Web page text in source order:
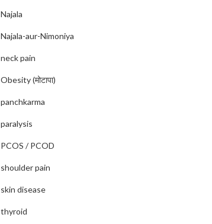
Najala
Najala-aur-Nimoniya
neck pain
Obesity (मोटापा)
panchkarma
paralysis
PCOS / PCOD
shoulder pain
skin disease
thyroid